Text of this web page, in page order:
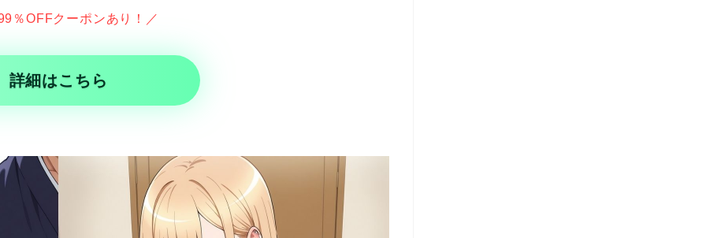
％OFFクーポンあり！／
詳細はこちら